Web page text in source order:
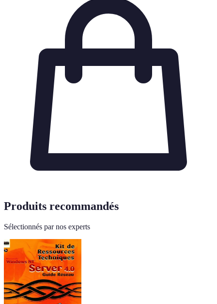
Produits recommandés
Sélectionnés par nos experts